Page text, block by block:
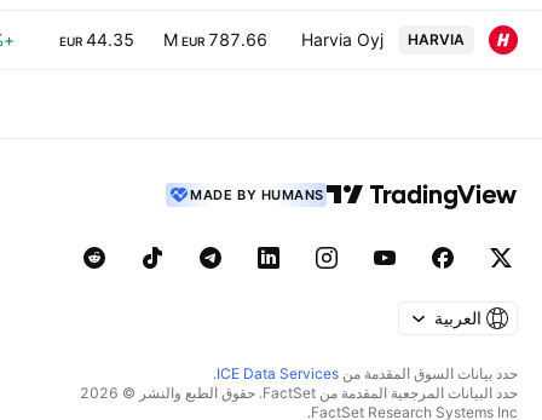
HARVIA
Harvia Oyj
787.66 M
EUR
44.35
EUR
+5.22%
MADE BY HUMANS
العربية
حدد بيانات السوق المقدمة من ICE Data Services
.
حدد البيانات المرجعية المقدمة من FactSet. حقوق الطبع والنشر © 2026
FactSet Research Systems Inc.